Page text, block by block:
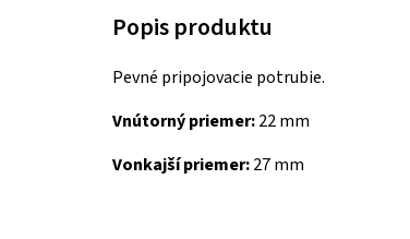
Pevné pripojovacie potrubie.
Vnútorný priemer:22 mm
Vonkajší priemer:27 mm